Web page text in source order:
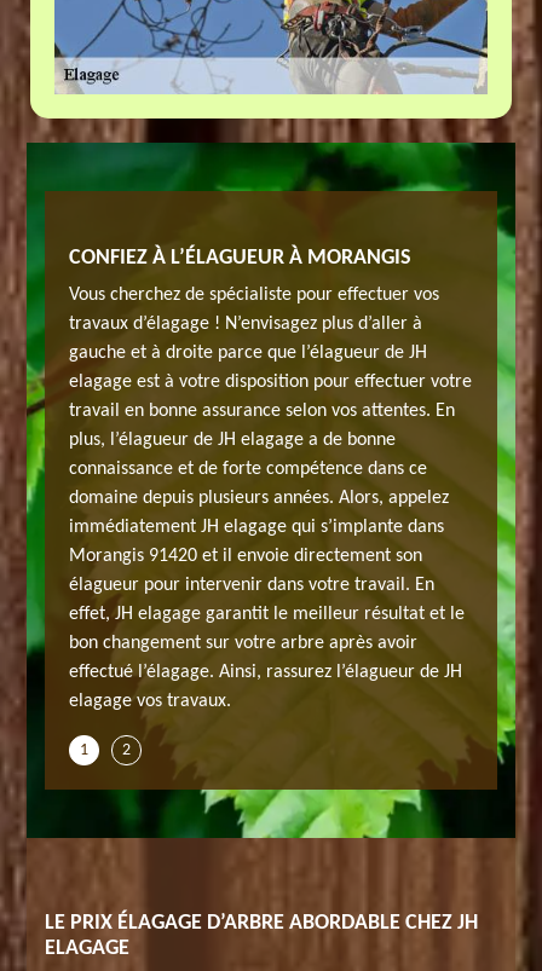
EN
de
notre
vous
bien
de
CONFIEZ À L’ÉLAGUEUR À MORANGIS
Vous cherchez de spécialiste pour effectuer vos
travaux d’élagage ! N’envisagez plus d’aller à
gauche et à droite parce que l’élagueur de JH
elagage est à votre disposition pour effectuer votre
travail en bonne assurance selon vos attentes. En
plus, l’élagueur de JH elagage a de bonne
connaissance et de forte compétence dans ce
domaine depuis plusieurs années. Alors, appelez
immédiatement JH elagage qui s’implante dans
Morangis 91420 et il envoie directement son
élagueur pour intervenir dans votre travail. En
effet, JH elagage garantit le meilleur résultat et le
bon changement sur votre arbre après avoir
effectué l’élagage. Ainsi, rassurez l’élagueur de JH
elagage vos travaux.
TOUT
Notre
projet
vous
pour
aurez
fait et
qualité
1 2
LE PRIX ÉLAGAGE D’ARBRE ABORDABLE CHEZ JH
ELAGAGE